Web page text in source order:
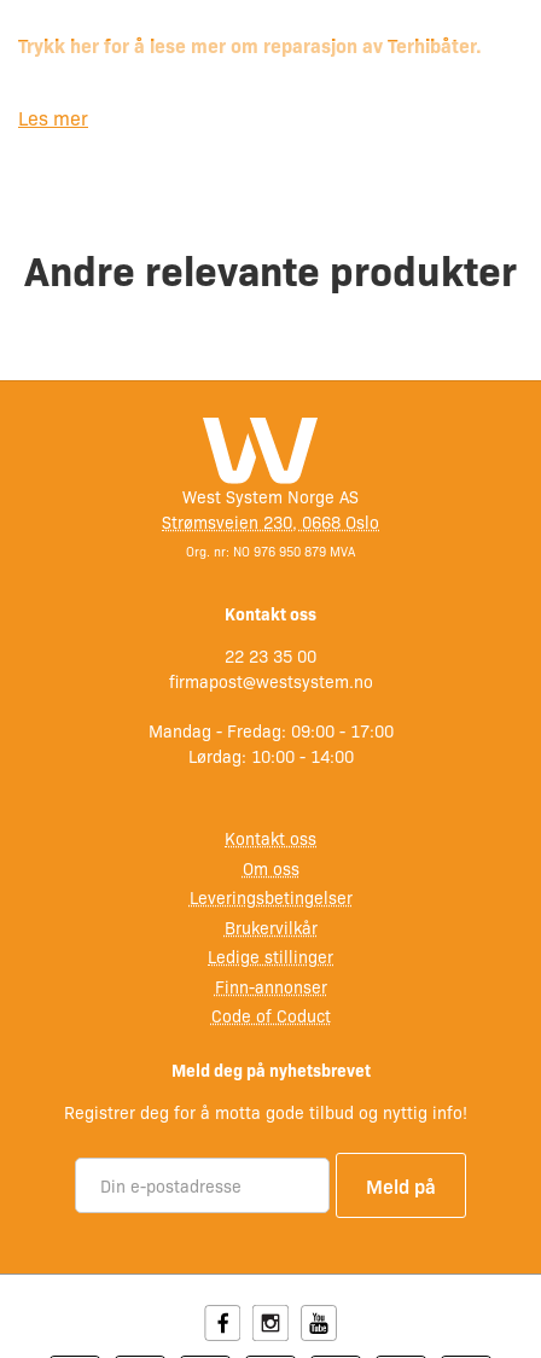
Trykk her for å lese mer om reparasjon av Terhibåter.
Les mer
Andre relevante produkter
West System Norge AS
Strømsveien 230, 0668 Oslo
Org. nr: NO 976 950 879 MVA
Kontakt oss
22 23 35 00
firmapost@westsystem.no
Mandag - Fredag: 09:00 - 17:00
Lørdag: 10:00 - 14:00
Kontakt oss
Om oss
Leveringsbetingelser
Brukervilkår
Ledige stillinger
Finn-annonser
Code of Coduct
Meld deg på nyhetsbrevet
Registrer deg for å motta gode tilbud og nyttig info!
FacebookInstagramYoutube